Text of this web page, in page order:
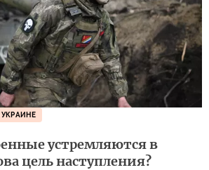
устремляются в
цель наступления?